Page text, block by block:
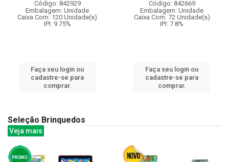
Código: 842929
Embalagem: Unidade
Caixa Com: 120 Unidade(s)
IPI: 9.75%
Faça seu login ou
cadastre-se para
comprar.
Código: 842669
Embalagem: Unidade
Caixa Com: 72 Unidade(s)
IPI: 7.8%
Faça seu login ou
cadastre-se para
comprar.
Seleção Brinquedos
Veja mais